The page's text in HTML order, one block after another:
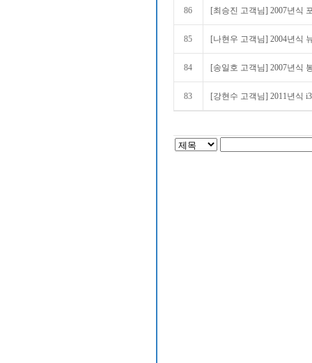
86 [최승진 고객님] 2007년식
85 [나현우 고객님] 2004년식
84 [송일호 고객님] 2007년식
83 [강현수 고객님] 2011년식